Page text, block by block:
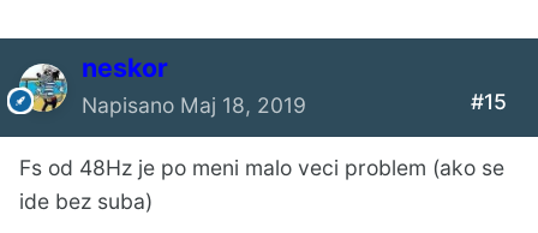
neskor
Napisano Maj 18, 2019 #15
Fs od 48Hz je po meni malo veci problem (ako se
ide bez suba)